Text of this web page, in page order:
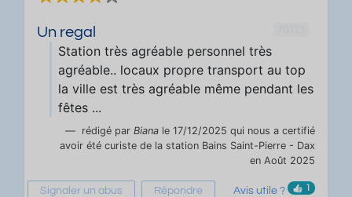
Un regal
Station très agréable personnel très
agréable.. locaux propre transport au top
la ville est très agréable même pendant les
fêtes ...
rédigé par Biana le 17/12/2025 qui nous a certifié
avoir été curiste de la station Bains Saint-Pierre - Dax
en Août 2025
Signaler un abus Répondre Avis utile ? 1